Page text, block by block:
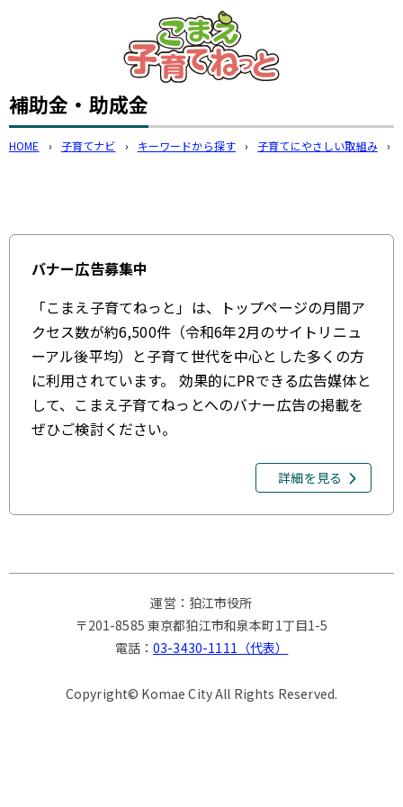
このページの本文へ
補助金・助成金
HOME › 子育てナビ › キーワードから探す › 子育てにやさしい取組み ›
バナー広告募集中
「こまえ子育てねっと」は、トップページの月間ア
クセス数が約6,500件（令和6年2月のサイトリニュ
ーアル後平均）と子育て世代を中心とした多くの方
に利用されています。 効果的にPRできる広告媒体と
して、こまえ子育てねっとへのバナー広告の掲載を
ぜひご検討ください。
詳細を見る
運営：狛江市役所
〒201-8585 東京都狛江市和泉本町1丁目1-5
電話：03-3430-1111（代表）
Copyright© Komae City All Rights Reserved.